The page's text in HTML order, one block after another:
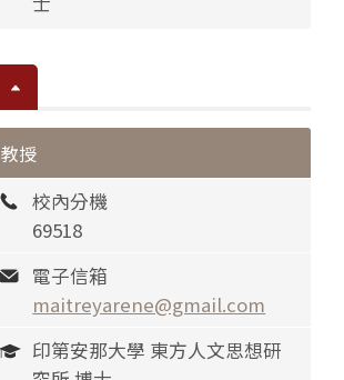
教授
校內分機
69518
電子信箱
maitreyarene@gmail.com
印第安那大學 東方人文思想研